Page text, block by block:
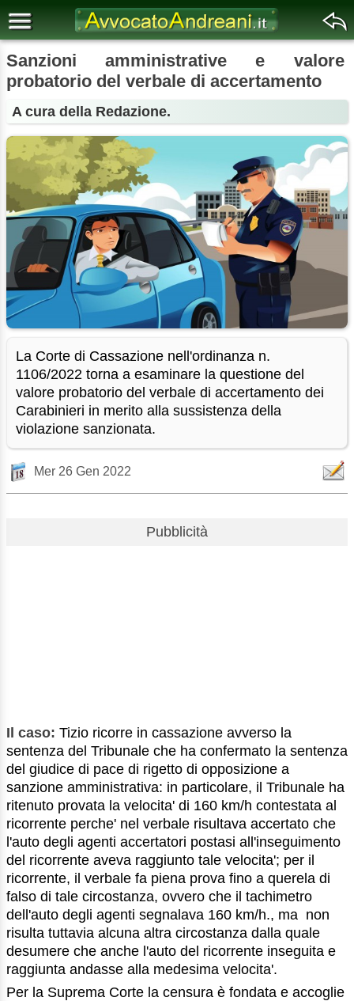
Sanzioni amministrative e valore
probatorio del verbale di accertamento
A cura della Redazione.
La Corte di Cassazione nell'ordinanza n.
1106/2022 torna a esaminare la questione del
valore probatorio del verbale di accertamento dei
Carabinieri in merito alla sussistenza della
violazione sanzionata.
Mer 26 Gen 2022
Pubblicità
Il caso: Tizio ricorre in cassazione avverso la
sentenza del Tribunale che ha confermato la sentenza
del giudice di pace di rigetto di opposizione a
sanzione amministrativa: in particolare, il Tribunale ha
ritenuto provata la velocita' di 160 km/h contestata al
ricorrente perche' nel verbale risultava accertato che
l'auto degli agenti accertatori postasi all'inseguimento
del ricorrente aveva raggiunto tale velocita'; per il
ricorrente, il verbale fa piena prova fino a querela di
falso di tale circostanza, ovvero che il tachimetro
dell'auto degli agenti segnalava 160 km/h., ma non
risulta tuttavia alcuna altra circostanza dalla quale
desumere che anche l'auto del ricorrente inseguita e
raggiunta andasse alla medesima velocita'.
Per la Suprema Corte la censura è fondata e accoglie